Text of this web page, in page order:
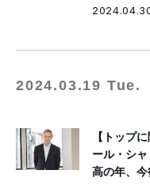
2024.03.19 Tue.
【トップ
ール・シ
高の年、